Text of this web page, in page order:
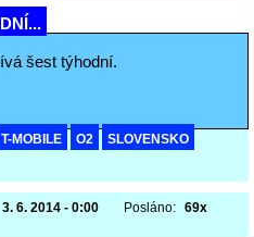
šest týhodní.
T-MOBILE O2 SLOVENSKO
3. 6. 2014 - 0:00 Posláno: 69x